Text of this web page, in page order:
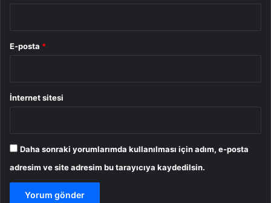
E-posta *
İnternet sitesi
Daha sonraki yorumlarımda kullanılması için adım, e-posta
adresim ve site adresim bu tarayıcıya kaydedilsin.